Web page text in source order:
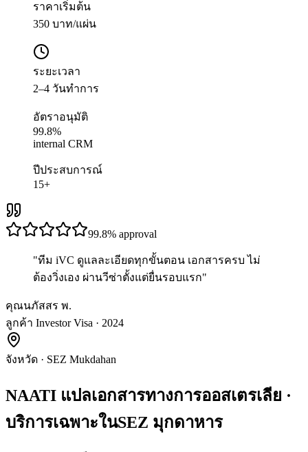
ราคาเริ่มต้น
350 บาท/แผ่น
ระยะเวลา
2–4 วันทำการ
อัตราอนุมัติ
99.8%
internal CRM
ปีประสบการณ์
15+
99.8% approval
"ทีม iVC ดูแลละเอียดทุกขั้นตอน เอกสารครบ ไม่
ต้องวิ่งเอง ผ่านวีซ่าตั้งแต่ยื่นรอบแรก"
คุณนภัสสร พ.
ลูกค้า Investor Visa · 2024
จังหวัด · SEZ Mukdahan
NAATI แปลเอกสารทางการออสเตรเลีย ·
บริการเฉพาะในSEZ มุกดาหาร